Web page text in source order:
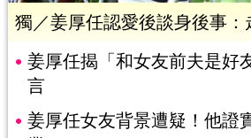
獨／姜厚任認愛後談身後事：
姜厚任揭「和女友前夫是好
言
姜厚任女友背景遭疑！他證